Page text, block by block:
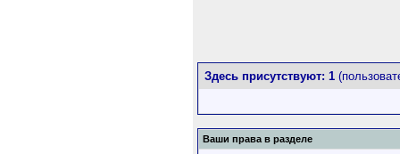
Здесь присутствуют: 1
Ваши права в разделе